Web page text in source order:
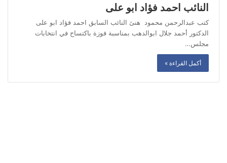
النائب احمد فؤاد ابو على
كتب عبدالرحمن محمود هنئ النائب السابق احمد فؤاد ابو على
الدكتور أحمد جلال ابوالدهب بمناسبة فوزة باكتساح في انتخابات
مجلس…
أكمل القراءة »